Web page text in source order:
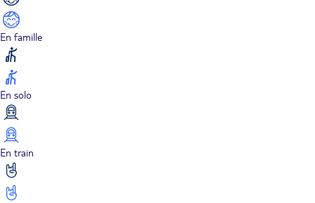
En famille
En solo
En train